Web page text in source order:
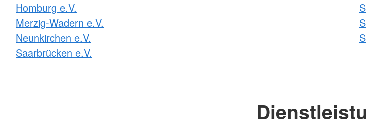
Homburg e.V.
Merzig-Wadern e.V.
Neunkirchen e.V.
Saarbrücken e.V.